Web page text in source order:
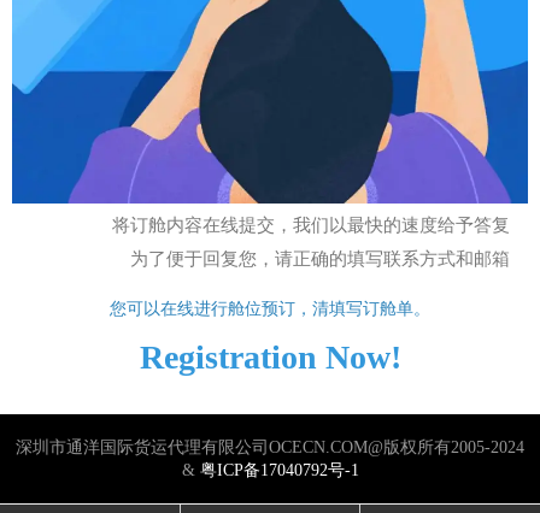
将订舱内容在线提交，我们以最快的速度给予答复
为了便于回复您，请正确的填写联系方式和邮箱
您可以在线进行舱位预订，清填写订舱单。
Registration Now!
深圳市通洋国际货运代理有限公司OCECN.COM@版权所有2005-2024
& 粤ICP备17040792号-1